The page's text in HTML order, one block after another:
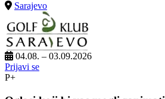
Sarajevo
04.08. – 03.09.2026
Prijavi se
P+